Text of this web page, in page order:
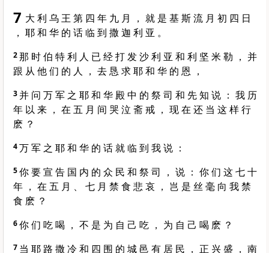
7 大 利 乌 王 第 四 年 九 月 ， 就 是 基 斯 流 月 初 四 日
， 耶 和 华 的 话 临 到 撒 迦 利 亚 。
2那 时 伯 特 利 人 已 经 打 发 沙 利 亚 和 利 坚 米 勒 ， 并
跟 从 他 们 的 人 ， 去 恳 求 耶 和 华 的 恩 ，
3并 问 万 军 之 耶 和 华 殿 中 的 祭 司 和 先 知 说 ： 我 历
年 以 来 ， 在 五 月 间 哭 泣 斋 戒 ， 现 在 还 当 这 样 行
麽 ？
4万 军 之 耶 和 华 的 话 就 临 到 我 说 ：
5你 要 宣 告 国 内 的 众 民 和 祭 司 ， 说 ： 你 们 这 七 十
年 ， 在 五 月 、 七 月 禁 食 悲 哀 ， 岂 是 丝 毫 向 我 禁
食 麽 ？
6你 们 吃 喝 ， 不 是 为 自 己 吃 ， 为 自 己 喝 麽 ？
7 当 耶 路 撒 冷 和 四 围 的 城 邑 有 居 民 ， 正 兴 盛 ， 南